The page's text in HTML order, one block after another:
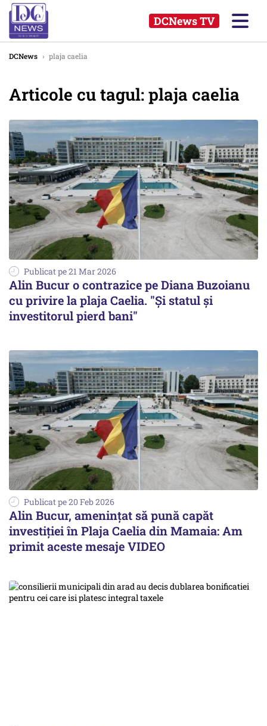
DCNews TV
DCNews › plaja caelia
Articole cu tagul: plaja caelia
Publicat pe 21 Mar 2026
Alin Bucur o contrazice pe Diana Buzoianu
cu privire la plaja Caelia. "Şi statul şi
investitorul pierd bani"
Publicat pe 20 Feb 2026
Alin Bucur, amenințat să pună capăt
investiției în Plaja Caelia din Mamaia: Am
primit aceste mesaje VIDEO